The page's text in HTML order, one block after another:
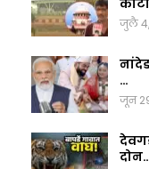
कोटी
जुलै
…
जून